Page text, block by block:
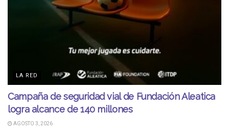
LA RED
Campaña de seguridad vial de Fundación Aleatica
logra alcance de 140 millones
AGOSTO 3, 2026